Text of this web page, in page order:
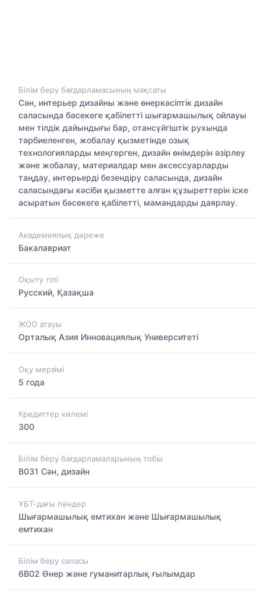
Білім беру бағдарламасының мақсаты
Сән, интерьер дизайны және өнеркәсіптік дизайн
саласында бәсекеге қабілетті шығармашылық ойлауы
мен тілдік дайындығы бар, отансүйгіштік рухында
тәрбиеленген, жобалау қызметінде озық
технологияларды меңгерген, дизайн өнімдерін әзірлеу
және жобалау, материалдар мен аксессуарларды
таңдау, интерьерді безендіру саласында, дизайн
саласындағы кәсіби қызметте алған құзыреттерін іске
асыратын бәсекеге қабілетті, мамандарды даярлау.
Академиялық дәреже
Бакалавриат
Оқыту тілі
Русский, Қазақша
ЖОО атауы
Орталық Азия Инновациялық Университеті
Оқу мерзімі
5 года
Кредиттер көлемі
300
Білім беру бағдарламаларының тобы
B031 Сән, дизайн
ҰБТ-дағы пәндер
Шығармашылық емтихан және Шығармашылық
емтихан
Білім беру саласы
6B02 Өнер және гуманитарлық ғылымдар